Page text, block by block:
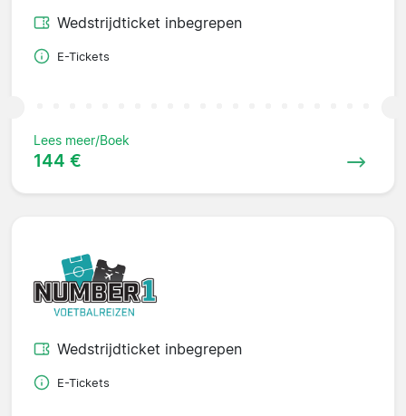
Wedstrijdticket inbegrepen
E-Tickets
Lees meer/Boek
144 €
Wedstrijdticket inbegrepen
E-Tickets